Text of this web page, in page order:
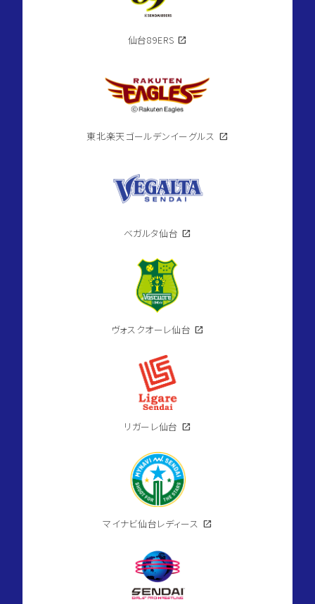
仙台89ERS open_in_new
東北楽天ゴールデンイーグルス open_in_new
ベガルタ仙台 open_in_new
ヴォスクオーレ仙台 open_in_new
リガーレ仙台 open_in_new
マイナビ仙台レディース open_in_new